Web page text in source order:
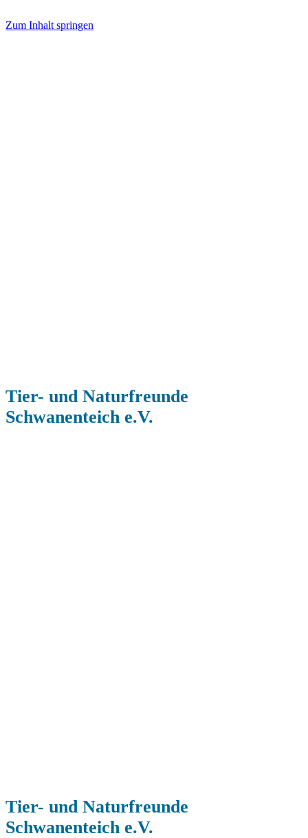
Zum Inhalt springen
Tier- und Naturfreunde
Schwanenteich e.V.
Tier- und Naturfreunde
Schwanenteich e.V.